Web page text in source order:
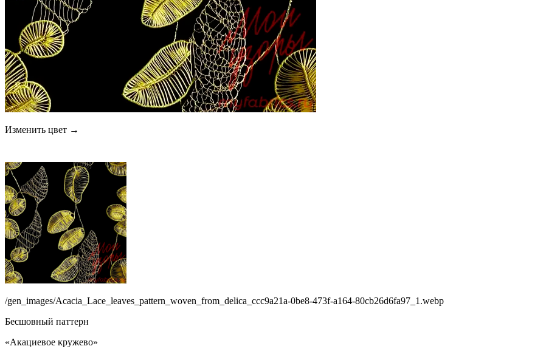
Изменить цвет →
/gen_images/Acacia_Lace_leaves_pattern_woven_from_delica_ccc9a21a-0be8-473f-a164-80cb26d6fa97_1.webp
Бесшовный паттерн
«Акациевое кружево»